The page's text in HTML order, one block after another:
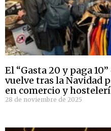
El “Gasta 20 y paga
vuelve tras la Navidad
en comercio y
28 de noviembre de 2025